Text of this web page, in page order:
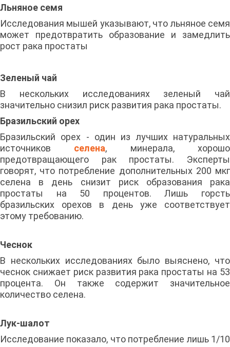
Льняное семя
Исследования мышей указывают, что льняное семя
может предотвратить образование и замедлить
рост рака простаты
Зеленый чай
В нескольких исследованиях зеленый чай
значительно снизил риск развития рака простаты.
Бразильский орех
Бразильский орех - один из лучших натуральных
источников селена, минерала, хорошо
предотвращающего рак простаты. Эксперты
говорят, что потребление дополнительных 200 мкг
селена в день снизит риск образования рака
простаты на 50 процентов. Лишь горсть
бразильских орехов в день уже соответствует
этому требованию.
Чеснок
В нескольких исследованиях было выяснено, что
чеснок снижает риск развития рака простаты на 53
процента. Он также содержит значительное
количество селена.
Лук-шалот
Исследование показало, что потребление лишь 1/10